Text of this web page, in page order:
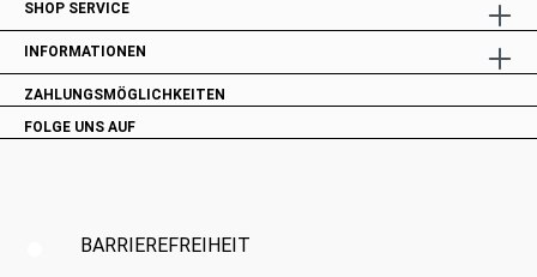
SHOP SERVICE
INFORMATIONEN
ZAHLUNGSMÖGLICHKEITEN
FOLGE UNS AUF
BARRIEREFREIHEIT